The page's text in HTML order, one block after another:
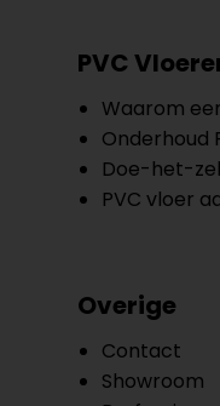
PVC
Waarom
Onderhoud
Doe-het-
PVC vloer
Overige
Contact
Showroom